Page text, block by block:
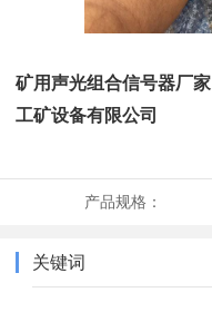
矿用声光组合信号器厂
工矿设备有限公司
产品规格：
关键词